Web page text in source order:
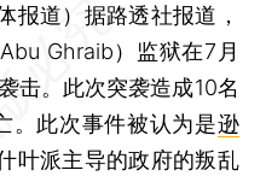
报道） 据路透社报道，
Abu Ghraib）监狱在7月
击。此次突袭造成10名
。此次事件被认为是逊
叶派主导的政府的叛乱